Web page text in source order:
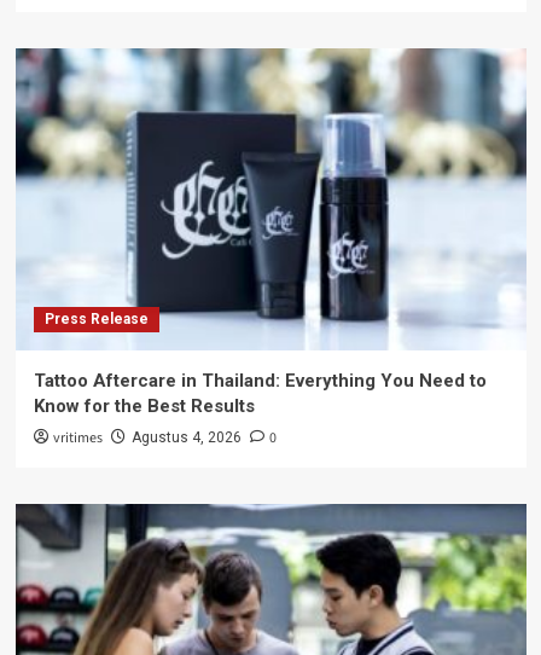
Press Release
Tattoo Aftercare in Thailand: Everything You Need to
Know for the Best Results
vritimes Agustus 4, 2026 0